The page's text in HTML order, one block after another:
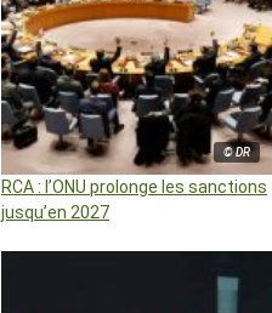
© DR
RCA : l’ONU prolonge les sanctions
jusqu’en 2027